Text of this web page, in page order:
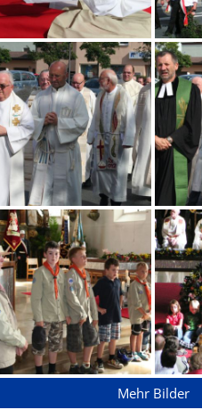
Mehr Bilder